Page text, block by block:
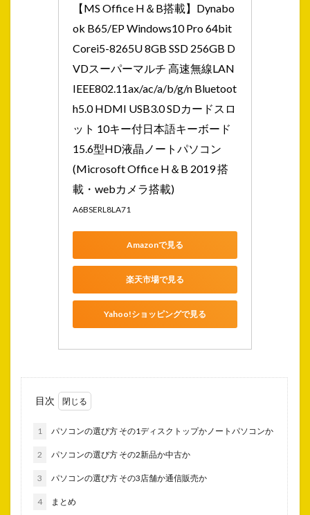
【MS Office H＆B搭載】Dynabo
ok B65/EP Windows10 Pro 64bit
Corei5-8265U 8GB SSD 256GB D
VDスーパーマルチ 高速無線LAN
IEEE802.11ax/ac/a/b/g/n Bluetoot
h5.0 HDMI USB3.0 SDカードスロ
ット 10キー付日本語キーボード
15.6型HD液晶ノートパソコン
(Microsoft Office H＆B 2019 搭
載・webカメラ搭載)
A6BSERL8LA71
Amazonで見る
楽天市場で見る
Yahoo!ショッピングで見る
目次
1 パソコンの選び方 その1ディスクトップかノートパソコンか
2 パソコンの選び方 その2新品か中古か
3 パソコンの選び方 その3店舗か通信販売か
4 まとめ